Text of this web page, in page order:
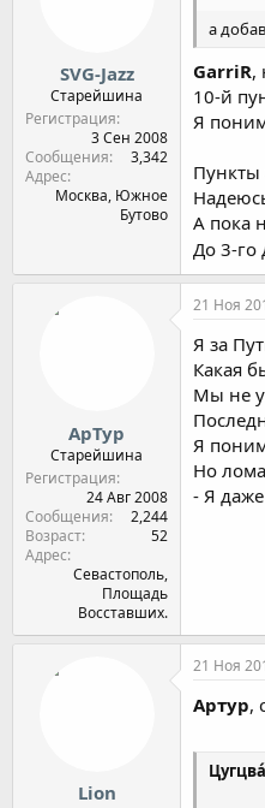
SVG-Jazz
Старейшина
Регистрация
3 Сен 2008
Сообщения
3,342
Адрес
Москва, Южное
Бутово
а
GarriR,
10-й
Я
Пункты
А пока
До 3-го
АрТур
Старейшина
Регистрация
24 Авг 2008
Сообщения
2,244
Возраст
52
Адрес
Севастополь,
Площадь
Восставших.
21 Ноя
Я за
Какая
Мы не
Я
Но
- Я даже
Lion
21 Ноя
Артур,